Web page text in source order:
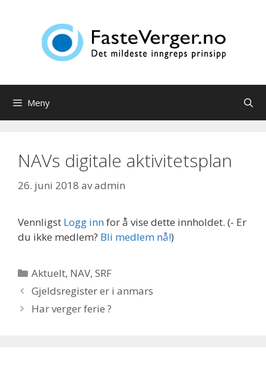
Meny
NAVs digitale aktivitetsplan
26. juni 2018 avadmin
Vennligst Logg innfor å vise dette innholdet. (- Er
du ikke medlem? Bli medlem nå!)
Kategorier
Aktuelt, NAV,SRF
Gjeldsregister er i anmars
Har verger ferie ?